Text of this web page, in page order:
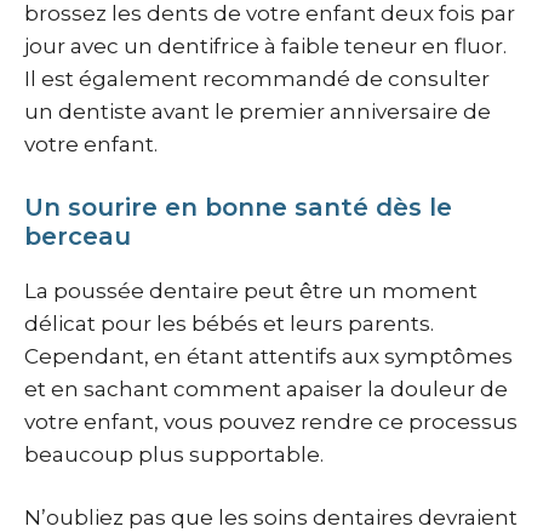
brossez les dents de votre enfant deux fois par
jour avec un dentifrice à faible teneur en fluor.
Il est également recommandé de consulter
un dentiste avant le premier anniversaire de
votre enfant.
Un sourire en bonne santé dès le
berceau
La poussée dentaire peut être un moment
délicat pour les bébés et leurs parents.
Cependant, en étant attentifs aux symptômes
et en sachant comment apaiser la douleur de
votre enfant, vous pouvez rendre ce processus
beaucoup plus supportable.
N’oubliez pas que les soins dentaires devraient